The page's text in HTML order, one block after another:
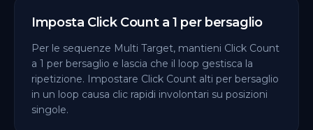
Imposta Click Count a 1 per bersaglio
Per le sequenze Multi Target, mantieni Click Count
a 1 per bersaglio e lascia che il loop gestisca la
ripetizione. Impostare Click Count alti per bersaglio
in un loop causa clic rapidi involontari su posizioni
singole.